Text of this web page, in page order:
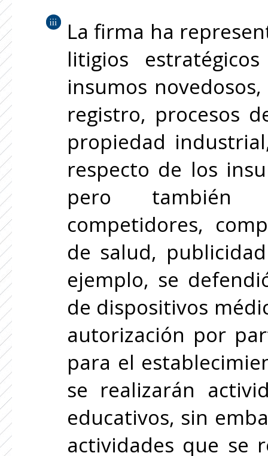
La firma ha
litigios
insumos
registro, procesos
propiedad
respecto de los
pero también
competidores,
de salud,
ejemplo, se
de dispositivos
autorización por
para el
se realizarán
educativos, sin
actividades que se